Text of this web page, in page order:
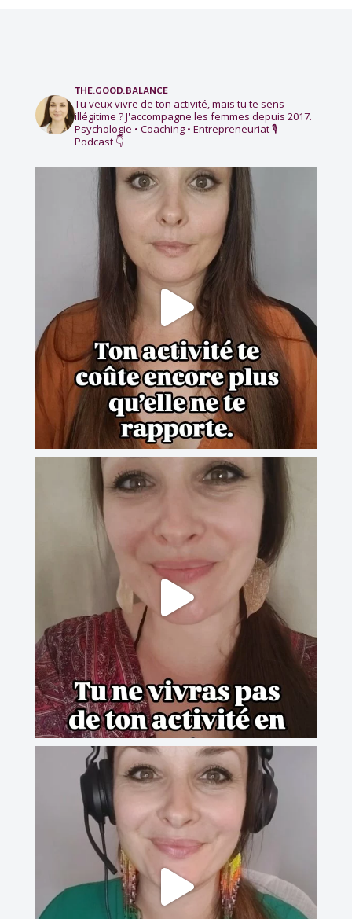
the.good.balance
Tu veux vivre de ton activité, mais tu te sens
illégitime ?J'accompagne les femmes depuis 2017.
Psychologie • Coaching • Entrepreneuriat🎙️
Podcast 👇